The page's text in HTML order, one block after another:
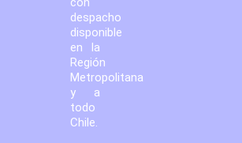
despacho
disponible
en la
Región
Metropolitana
y a
todo
Chile.